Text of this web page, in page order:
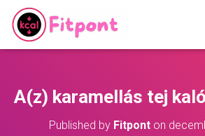
A(z) karamellás tej
Published by Fitponton